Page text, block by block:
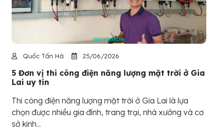
Quốc Tấn Hà 25/06/2026
5 Đơn vị thi công điện năng lượng mặt trời ở Gia
Lai uy tín
Thi công điện năng lượng mặt trời ở Gia Lai là lựa
chọn được nhiều gia đình, trang trại, nhà xưởng và cơ
sở kinh...